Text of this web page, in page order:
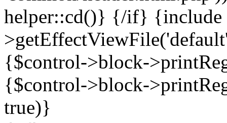
helper::cd()} {/if} {include
{$control->block-
{$control->block-
true)}